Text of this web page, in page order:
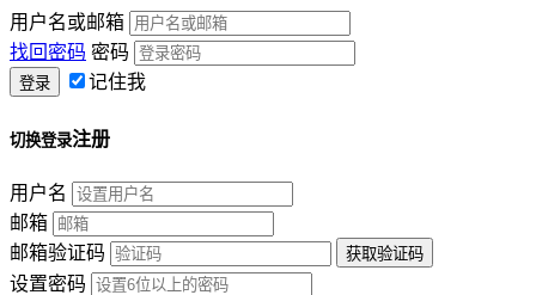
用户名或邮箱
找回密码 密码
记住我
切换登录注册
用户名
邮箱
邮箱验证码
设置密码